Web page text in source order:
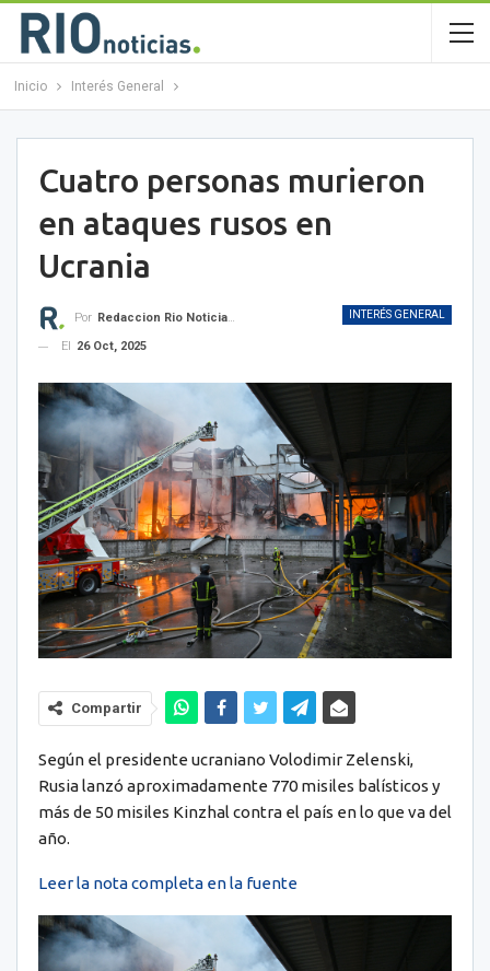
Inicio Interés General
Cuatro personas murieron
en ataques rusos en
Ucrania
INTERÉS GENERAL
Por Redaccion Rio Noticias OK
El
26 Oct, 2025
Compartir
Según el presidente ucraniano Volodimir Zelenski,
Rusia lanzó aproximadamente 770 misiles balísticos y
más de 50 misiles Kinzhal contra el país en lo que va del
año.
Leer la nota completa en la fuente